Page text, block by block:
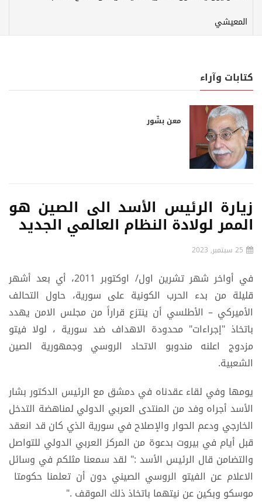
المعيشي
كتابات وآراء
معن بشّور
زيارة الرئيس الأسد الى الصين هو
الممر لولادة النظام العالمي الجديد
25 سبتمبر, 2023
في أواخر شهر تشرين اول/ اوكتوبر 2011، أي بعد أشهر
قليلة من بدء الحرب الكونية على سورية، حاول التحالف
الأميركي – الأطلسي أن ينتزع قراراً من مجلس الامن يهدد
باتخاذ "إجراءات" محدودة الاهداف ضد سورية ، لولا فيتو
مزدوج اعلنه مندوبو الاتحاد الروسي وجمهورية الصين
الشعبية.
يومها وفي لقاء عقدناه في دمشق مع الرئيس الدكتور بشار
الأسد أجراه وفد من المنتدى العربي الدولي لمناهضة التدخل
الخارجي ودعم الحوار والإصلاح في سورية الذي كان قد انعقد
قبل أيام في بيروت بدعوة من المركز العربي الدولي للتواصل
والتضامن قال الرئيس الأسد :" لقد سمعنا مثلكم في وسائل
الاعلام عن الفيتو الروسي الصيني دون أن تعلمنا حكومتا
موسكو وبكين عن نيتهما باتخاذ ذلك الموقف ."